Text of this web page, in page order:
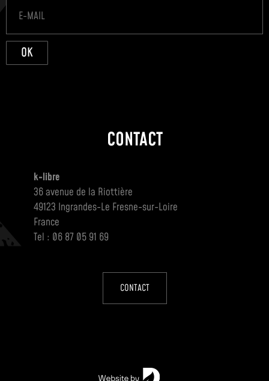
OK
CONTACT
k-libre
36 avenue de la Riottière
49123 Ingrandes-Le Fresne-sur-Loire
France
Tel : 06 87 05 91 69
CONTACT